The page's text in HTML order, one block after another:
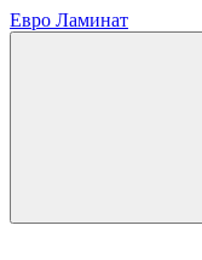
Евро Ламинат